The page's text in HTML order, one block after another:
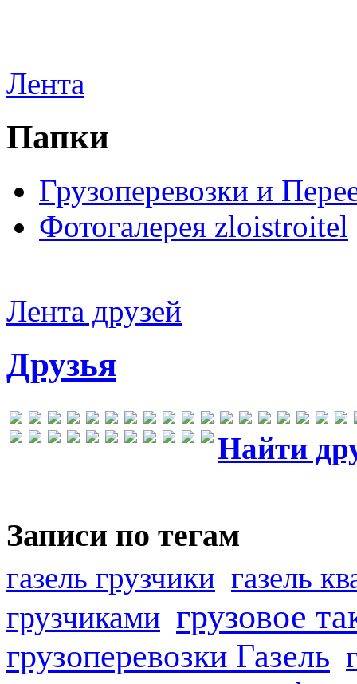
Лента
Папки
Грузоперевозки и
Фотогалерея zloistroitel
Лента друзей
Друзья
Найти
Записи по тегам
газель грузчики газель
грузчиками грузовое
грузоперевозки Газель